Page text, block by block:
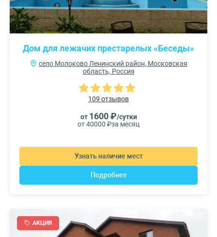
Дом для лежачих престарелых «Беседы»
село Молоково Ленинский район, Московская
область, Россия
109 отзывов
от 1600 ₽/сутки
от 40000 ₽за месяц
Узнать наличие мест
Подробнее
АКЦИЯ